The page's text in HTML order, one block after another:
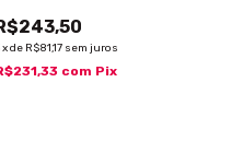
xde R$81,17 sem juros
com Pix